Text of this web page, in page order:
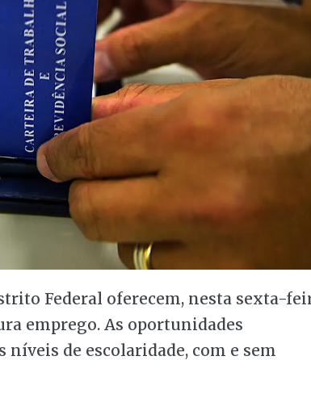
Federal oferecem, nesta sexta-
emprego. As oportunidades
de escolaridade, com e sem